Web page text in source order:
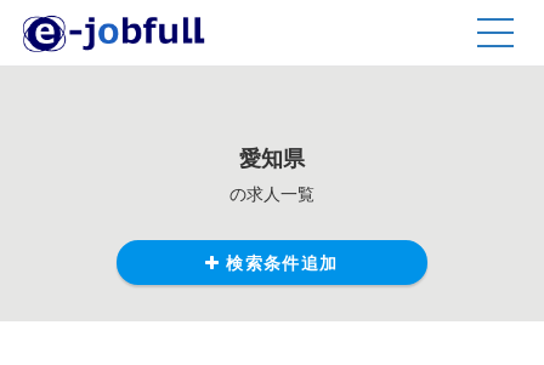
愛知県
の求人一覧
検索条件追加